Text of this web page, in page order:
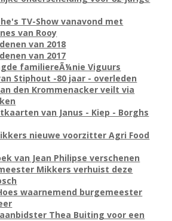
TV-Show vanavond met
van Rooy
van 2018
van 2017
familiereÃ¼nie Viguurs
Stiphout -80 jaar - overleden
den Krommenacker veilt via
van Janus - Kiep - Borghs
nieuwe voorzitter Agri Food
van Jean Philipse verschenen
Mikkers verhuist deze
waarnemend burgemeester
Thea Buiting voor een